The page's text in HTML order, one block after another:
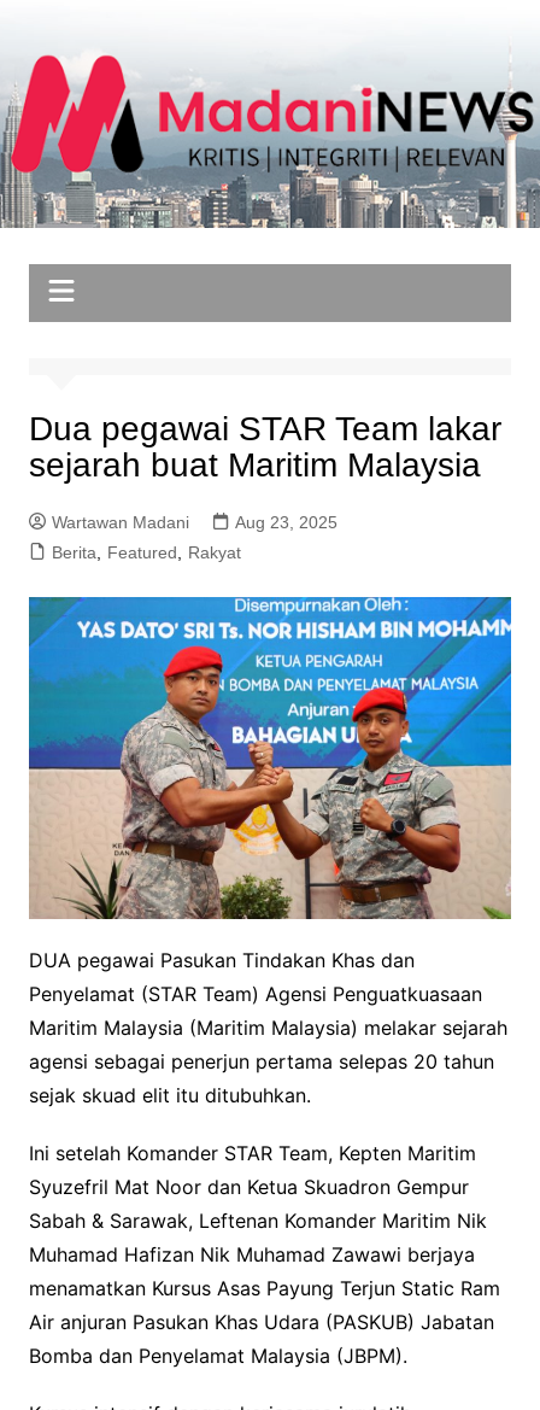
content
Dua pegawai STAR Team lakar
sejarah buat Maritim Malaysia
Wartawan Madani
Aug 23, 2025
Berita, Featured, Rakyat
DUA pegawai Pasukan Tindakan Khas dan
Penyelamat (STAR Team) Agensi Penguatkuasaan
Maritim Malaysia (Maritim Malaysia) melakar sejarah
agensi sebagai penerjun pertama selepas 20 tahun
sejak skuad elit itu ditubuhkan.
Ini setelah Komander STAR Team, Kepten Maritim
Syuzefril Mat Noor dan Ketua Skuadron Gempur
Sabah & Sarawak, Leftenan Komander Maritim Nik
Muhamad Hafizan Nik Muhamad Zawawi berjaya
menamatkan Kursus Asas Payung Terjun Static Ram
Air anjuran Pasukan Khas Udara (PASKUB) Jabatan
Bomba dan Penyelamat Malaysia (JBPM).